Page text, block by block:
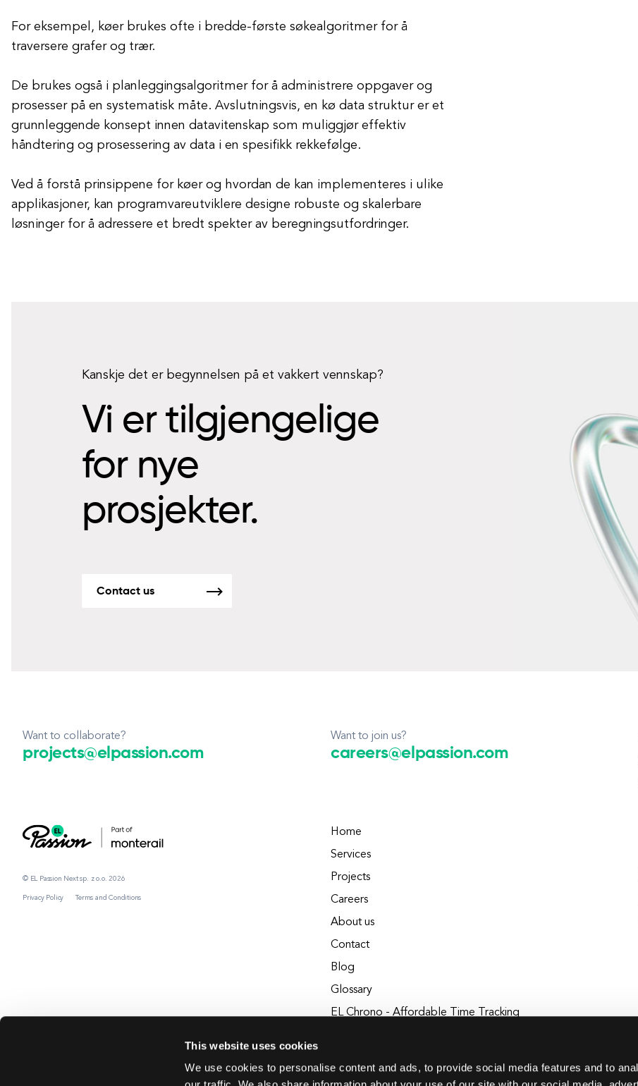
This website uses cookies
We use cookies to personalise content and ads, to provide social media features and to
For eksempel, køer brukes ofte i bredde-første søkealgoritmer for å
traversere grafer og trær.
De brukes også i planleggingsalgoritmer for å administrere oppgaver og
prosesser på en systematisk måte. Avslutningsvis, en kø data struktur er et
grunnleggende konsept innen datavitenskap som muliggjør effektiv
håndtering og prosessering av data i en spesifikk rekkefølge.
Ved å forstå prinsippene for køer og hvordan de kan implementeres i ulike
applikasjoner, kan programvareutviklere designe robuste og skalerbare
løsninger for å adressere et bredt spekter av beregningsutfordringer.
Kanskje det er begynnelsen på et vakkert vennskap?
Vi er tilgjengelige
for nye
prosjekter.
Contact us
Want to collaborate?
projects@elpassion.com
Want to join us?
careers@elpassion.com
© EL Passion Next sp. z o.o. 2026
Privacy Policy Terms and Conditions
Home
Services
Projects
Careers
About us
Contact
Blog
Glossary
EL Chrono - Affordable Time Tracking